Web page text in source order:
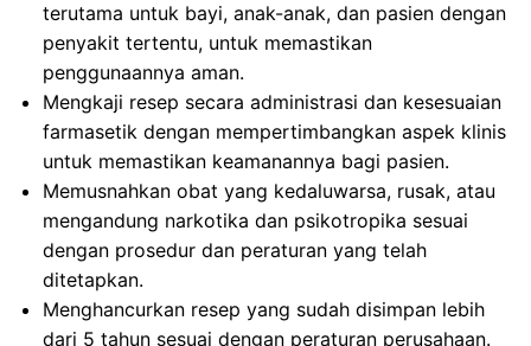
terutama untuk bayi, anak-anak, dan pasien dengan
penyakit tertentu, untuk memastikan
penggunaannya aman.
Mengkaji resep secara administrasi dan kesesuaian
farmasetik dengan mempertimbangkan aspek klinis
untuk memastikan keamanannya bagi pasien.
Memusnahkan obat yang kedaluwarsa, rusak, atau
mengandung narkotika dan psikotropika sesuai
dengan prosedur dan peraturan yang telah
ditetapkan.
Menghancurkan resep yang sudah disimpan lebih
dari 5 tahun sesuai dengan peraturan perusahaan.